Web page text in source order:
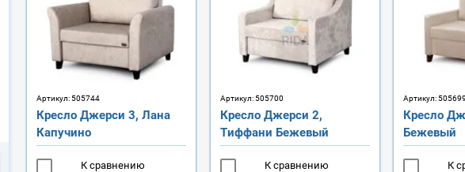
Артикул:505744
Кресло Джерси 3, Лана
Капучино
К сравнению
Артикул:505700
Кресло Джерси 2,
Тиффани Бежевый
К сравнению
Артикул:505699
Кресло
Бежевый
К